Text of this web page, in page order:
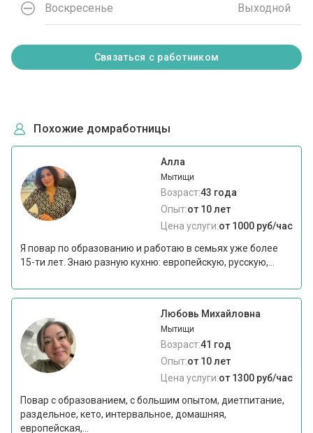
Воскресенье Выходной
Связаться с работником
Похожие домработницы
Алла
Мытищи
Возраст:43 года
Опыт:от 10 лет
Цена услуги:от 1000 руб/час
Я повар по образованию и работаю в семьях уже более
15-ти лет. Знаю разную кухню: европейскую, русскую,...
Любовь Михайловна
Мытищи
Возраст:41 год
Опыт:от 10 лет
Цена услуги:от 1300 руб/час
Повар с образованием, с большим опытом, диетпитание,
раздельное, кето, интервальное, домашняя,
европейская,...